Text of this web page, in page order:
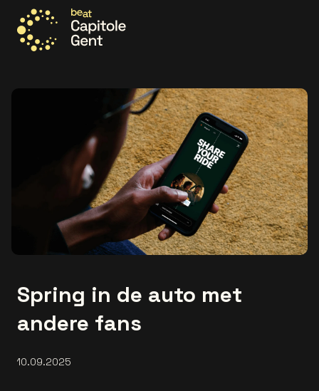
Spring in de auto met
andere fans
10.09.2025